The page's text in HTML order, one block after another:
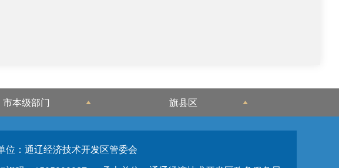
市本级部门 旗县区
位：通辽经济技术开发区管委会